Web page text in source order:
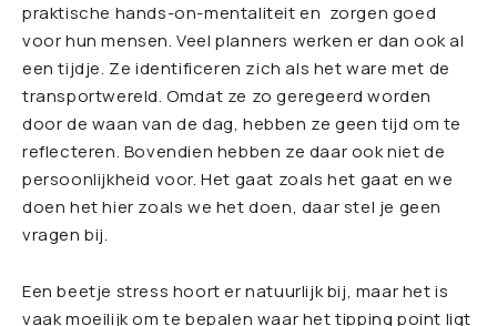
praktische hands-on-mentaliteit en zorgen goed
voor hun mensen. Veel planners werken er dan ook al
een tijdje. Ze identificeren zich als het ware met de
transportwereld. Omdat ze zo geregeerd worden
door de waan van de dag, hebben ze geen tijd om te
reflecteren. Bovendien hebben ze daar ook niet de
persoonlijkheid voor. Het gaat zoals het gaat en we
doen het hier zoals we het doen, daar stel je geen
vragen bij.
Een beetje stress hoort er natuurlijk bij, maar het is
vaak moeilijk om te bepalen waar het tipping point ligt